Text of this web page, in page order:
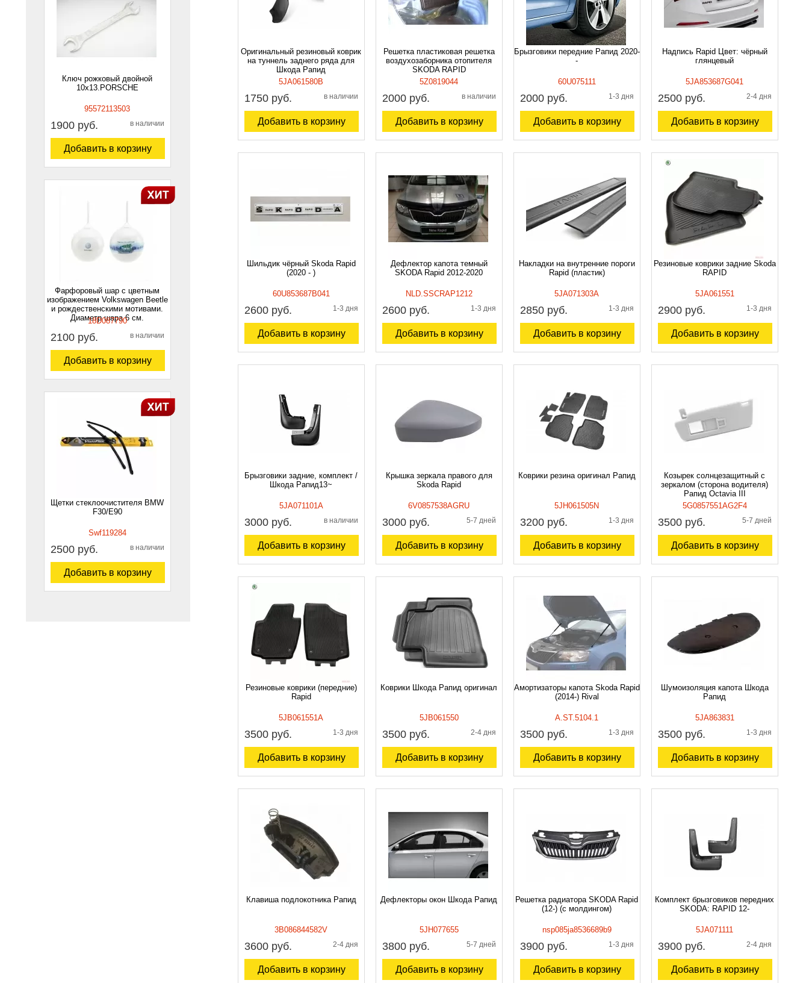
Ключ рожковый двойной
10х13.PORSCHE
95572113503
1900 руб. в наличии
Добавить в корзину
Фарфоровый шар с цветным
изображением Volkswagen Beetle
и рождественскими мотивами.
Диаметр шара 6 см.
18D087790
2100 руб. в наличии
Добавить в корзину
Щетки стеклоочистителя BMW
F30/E90
Swf119284
2500 руб. в наличии
Добавить в корзину
Оригинальный резиновый коврик
на туннель заднего ряда для
Шкода Рапид
5JA061580B
1750 руб. в наличии
Добавить в корзину
Решетка пластиковая решетка
воздухозаборника отопителя
SKODA RAPID
5Z0819044
2000 руб. в наличии
Добавить в корзину
Брызговики передние Рапид 2020-
-
60U075111
2000 руб. 1-3 дня
Добавить в корзину
Надпись Rapid Цвет: чёрный
глянцевый
5JA853687G041
2500 руб. 2-4 дня
Добавить в корзину
Шильдик чёрный Skoda Rapid
(2020 - )
60U853687B041
2600 руб. 1-3 дня
Добавить в корзину
Дефлектор капота темный
SKODA Rapid 2012-2020
NLD.SSCRAP1212
2600 руб. 1-3 дня
Добавить в корзину
Накладки на внутренние пороги
Rapid (пластик)
5JA071303A
2850 руб. 1-3 дня
Добавить в корзину
Резиновые коврики задние Skoda
RAPID
5JA061551
2900 руб. 1-3 дня
Добавить в корзину
Брызговики задние, комплект /
Шкода Рапид13~
5JA071101A
3000 руб. в наличии
Добавить в корзину
Крышка зеркала правого для
Skoda Rapid
6V0857538AGRU
3000 руб. 5-7 дней
Добавить в корзину
Коврики резина оригинал Рапид
5JH061505N
3200 руб. 1-3 дня
Добавить в корзину
Козырек солнцезащитный с
зеркалом (сторона водителя)
Рапид Octavia III
5G0857551AG2F4
3500 руб. 5-7 дней
Добавить в корзину
Резиновые коврики (передние)
Rapid
5JB061551A
3500 руб. 1-3 дня
Добавить в корзину
Коврики Шкода Рапид оригинал
5JB061550
3500 руб. 2-4 дня
Добавить в корзину
Амортизаторы капота Skoda Rapid
(2014-) Rival
A.ST.5104.1
3500 руб. 1-3 дня
Добавить в корзину
Шумоизоляция капота Шкода
Рапид
5JA863831
3500 руб. 1-3 дня
Добавить в корзину
Клавиша подлокотника Рапид
3B086844582V
3600 руб. 2-4 дня
Добавить в корзину
Дефлекторы окон Шкода Рапид
5JH077655
3800 руб. 5-7 дней
Добавить в корзину
Решетка радиатора SKODA Rapid
(12-) (с молдингом)
nsp085ja8536689b9
3900 руб. 1-3 дня
Добавить в корзину
Комплект брызговиков передних
SKODA: RAPID 12-
5JA071111
3900 руб. 2-4 дня
Добавить в корзину